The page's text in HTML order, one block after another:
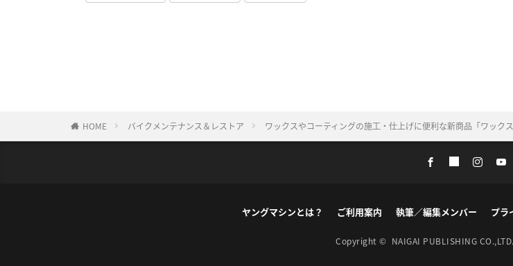
HOME バイクメンテナンス＆レストア ワックスやコーティングの施工・仕上げに便利な新商品「ワッ
ヤングマシンとは？ ご利用案内 執筆／編集メンバー プラ
Copyright © NAIGAI PUBLISHING CO.,LTD.